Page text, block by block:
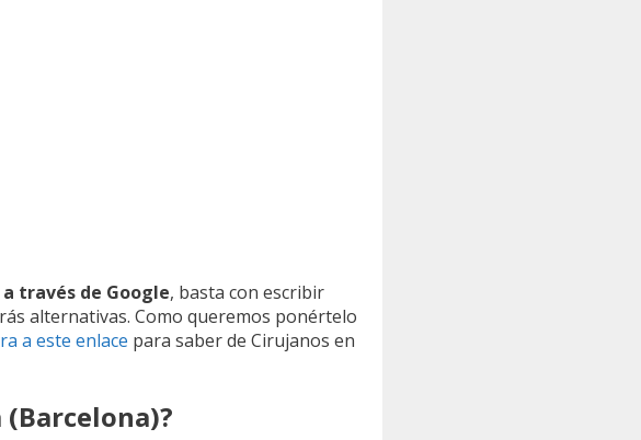
través de Google, basta con escribir
alternativas. Como queremos ponértelo
a este enlace para saber de Cirujanos en